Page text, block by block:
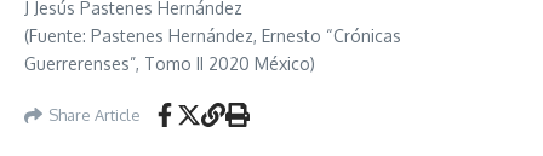
J Jesús Pastenes Hernández
(Fuente: Pastenes Hernández, Ernesto “Crónicas
Guerrerenses”, Tomo II 2020 México)
Share Article